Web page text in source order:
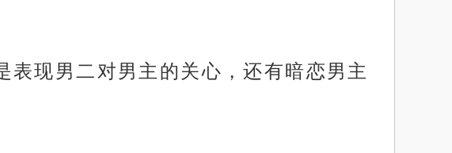
现男二对男主的关心，还有暗恋男主